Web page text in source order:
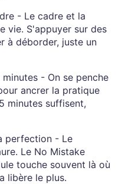
- Le cadre et la
vie. S'appuyer sur des
à déborder, juste un
minutes - On se penche
ancrer la pratique
minutes suffisent,
perfection - Le
Le No Mistake
touche souvent là où
libère le plus.